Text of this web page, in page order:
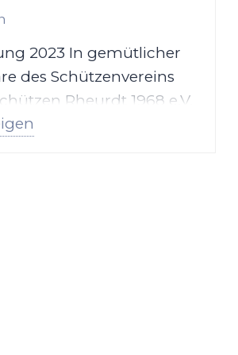
2023 In gemütlicher
des Schützenvereins
Rheurdt 1968 e.V.
Jahr eine